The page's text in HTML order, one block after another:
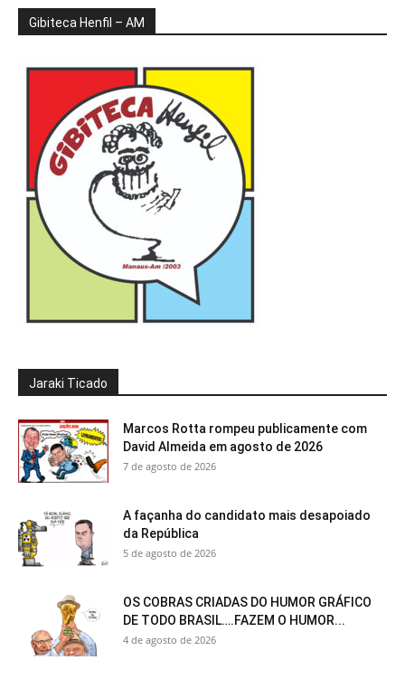
Gibiteca Henfil – AM
Jaraki Ticado
Marcos Rotta rompeu publicamente com
David Almeida em agosto de 2026
7 de agosto de 2026
A façanha do candidato mais desapoiado
da República
5 de agosto de 2026
OS COBRAS CRIADAS DO HUMOR GRÁFICO
DE TODO BRASIL….FAZEM O HUMOR...
4 de agosto de 2026